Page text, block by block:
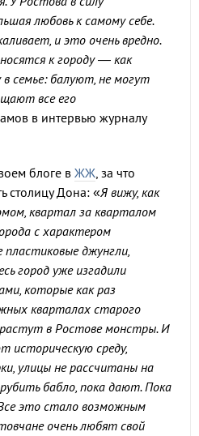
любовь к самому себе.
и это очень вредно.
к городу — как
в семье: балуют, не могут
все его
в интервью журналу
блоге в ЖЖ, за что
столицу Дона: «Я вижу, как
квартал за кварталом
с характером
пластиковые джунгли,
город уже изгадили
которые как раз
кварталах старого
в Ростове монстры. И
историческую среду,
улицы не рассчитаны на
бабло, пока дают. Пока
это стало возможным
очень любят свой